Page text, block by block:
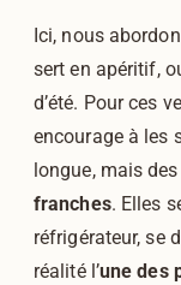
Ici, nous
sert en apéritif,
d’été. Pour ces
encourage à les
longue, mais des
franches. Elles
réfrigérateur, se
réalité l’une des